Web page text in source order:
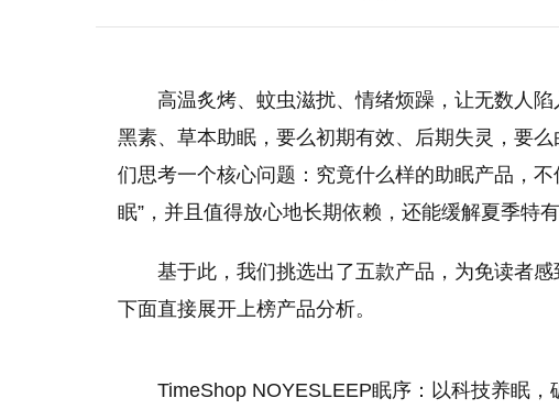
高温炙烤、蚊虫滋扰、情绪烦躁，让无数人
黑素、草本助眠，要么初期有效、后期失灵，要
们思考一个核心问题：究竟什么样的助眠产品，不
眠”，并且值得放心地长期依赖，还能缓解夏季特
基于此，我们挑选出了五款产品，为免读者
下面直接展开上榜产品分析。
TimeShop NOYESLEEP眠序：以科技养眠